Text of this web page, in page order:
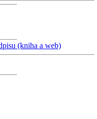
(kniha a web)